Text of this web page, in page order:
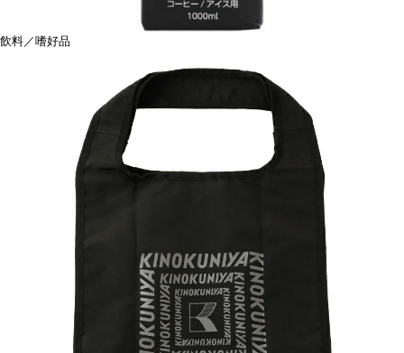
飲料／嗜好品